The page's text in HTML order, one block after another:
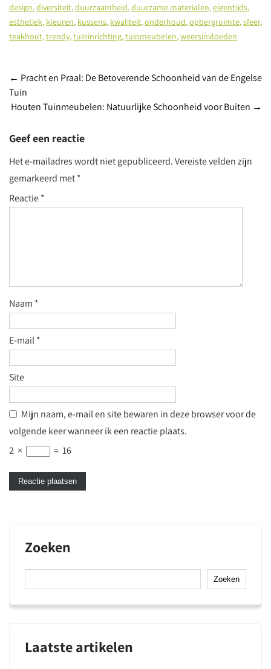
design,diversiteit,duurzaamheid,duurzame materialen,eigentijds,
esthetiek, kleuren, kussens, kwaliteit,onderhoud,opbergruimte,sfeer,
teakhout,trendy,tuininrichting,tuinmeubelen,weersinvloeden
Post
navigation
← Pracht en Praal: De Betoverende Schoonheid van de Engelse
Tuin
Houten Tuinmeubelen: Natuurlijke Schoonheid voor Buiten →
Geef een reactie
Het e-mailadres wordt niet gepubliceerd.Vereiste velden zijn
gemarkeerd met*
Reactie*
Naam *
E-mail*
Site
Mijn naam, e-mail en site bewaren in deze browser voor de
volgende keer wanneer ik een reactie plaats.
2 × = 16
Zoeken
Zoeken
Laatste artikelen